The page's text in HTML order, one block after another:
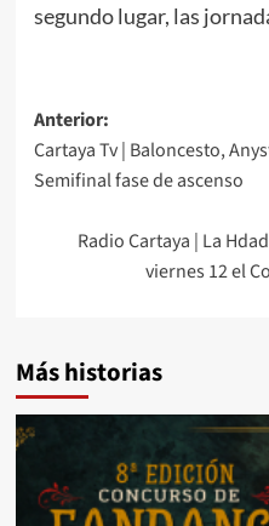
segundo lugar, las
Anterior:
Cartaya Tv | Baloncesto,
Semifinal fase de ascenso
Radio Cartaya | La
viernes 12 el
Más historias